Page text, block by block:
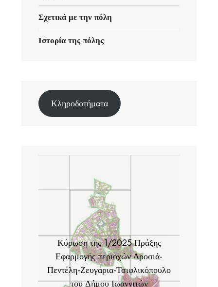
Σχετικά με την πόλη
Ιστορία της πόλης
Κληροδοτήματα
Κύρωση της 1/2025 Πράξης
Εφαρμογής περιοχών Δροσιά-
Πεντέλη-Ζευγάρια-Τσιφλικόπουλο
του Δήμου Ιωαννιτών